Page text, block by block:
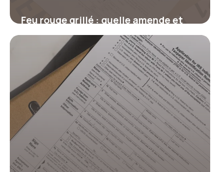
Feu rouge grillé : quelle amende et
combien de points ?
17 juillet 2026